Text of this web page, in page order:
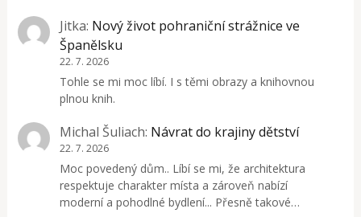
Jitka: Nový život pohraniční strážnice ve
Španělsku
22. 7. 2026
Tohle se mi moc líbí. I s těmi obrazy a knihovnou
plnou knih.
Michal Šuliach: Návrat do krajiny dětství
22. 7. 2026
Moc povedený dům.. Líbí se mi, že architektura
respektuje charakter místa a zároveň nabízí
moderní a pohodlné bydlení... Přesně takové…